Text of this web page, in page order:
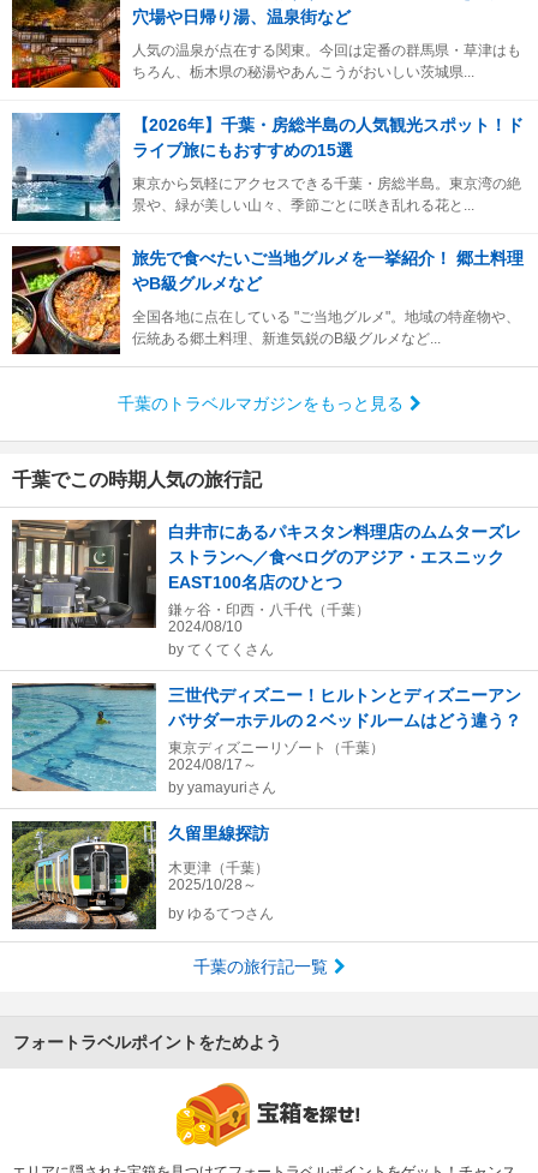
穴場や日帰り湯、温泉街など
人気の温泉が点在する関東。今回は定番の群馬県・草津はも
ちろん、栃木県の秘湯やあんこうがおいしい茨城県...
【2026年】千葉・房総半島の人気観光スポット！ド
ライブ旅にもおすすめの15選
東京から気軽にアクセスできる千葉・房総半島。東京湾の絶
景や、緑が美しい山々、季節ごとに咲き乱れる花と...
旅先で食べたいご当地グルメを一挙紹介！ 郷土料理
やB級グルメなど
全国各地に点在している "ご当地グルメ"。地域の特産物や、
伝統ある郷土料理、新進気鋭のB級グルメなど...
千葉のトラベルマガジンをもっと見る
千葉でこの時期人気の旅行記
白井市にあるパキスタン料理店のムムターズレ
ストランへ／食べログのアジア・エスニック
EAST100名店のひとつ
鎌ヶ谷・印西・八千代（千葉）
2024/08/10
by てくてくさん
三世代ディズニー！ヒルトンとディズニーアン
バサダーホテルの２ベッドルームはどう違う？
東京ディズニーリゾート（千葉）
2024/08/17～
by yamayuriさん
久留里線探訪
木更津（千葉）
2025/10/28～
by ゆるてつさん
千葉の旅行記一覧
フォートラベルポイントをためよう